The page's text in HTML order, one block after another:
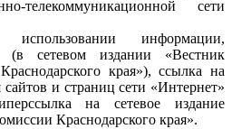
телекоммуникационной сети
информации,
(в сетевом издании «Вестник
края»), ссылка на
сайтов и страниц сети «Интернет»
на сетевое издание
Краснодарского края».